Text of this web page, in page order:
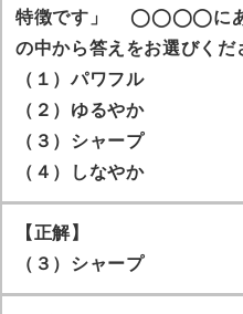
特徴です」 ◯◯◯◯にあ
の中から答えをお選びくだ
（１）パワフル
（２）ゆるやか
（３）シャープ
（４）しなやか
【正解】
（３）シャープ